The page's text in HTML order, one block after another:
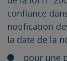
confiance
notification
la date de la
pour une